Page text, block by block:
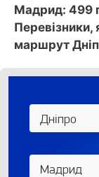
Мадрид: 499
Перевізники,
маршрут